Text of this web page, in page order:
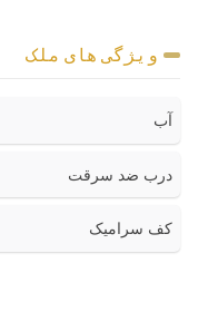
ویژگی های ملک
آب
درب ضد سرقت
کف سرامیک